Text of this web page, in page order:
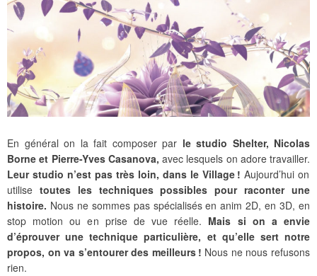
En général on la fait composer par le studio Shelter, Nicolas
Borne et Pierre-Yves Casanova, avec lesquels on adore travailler.
Leur studio n’est pas très loin, dans le Village ! Aujourd’hui on
utilise toutes les techniques possibles pour raconter une
histoire. Nous ne sommes pas spécialisés en anim 2D, en 3D, en
stop motion ou en prise de vue réelle. Mais si on a envie
d’éprouver une technique particulière, et qu’elle sert notre
propos, on va s’entourer des meilleurs ! Nous ne nous refusons
rien.